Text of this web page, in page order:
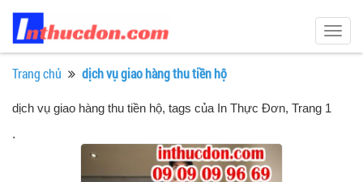
Trang chủ dịch vụ giao hàng thu tiền hộ
dịch vụ giao hàng thu tiền hộ, tags của In Thực Đơn, Trang 1
.